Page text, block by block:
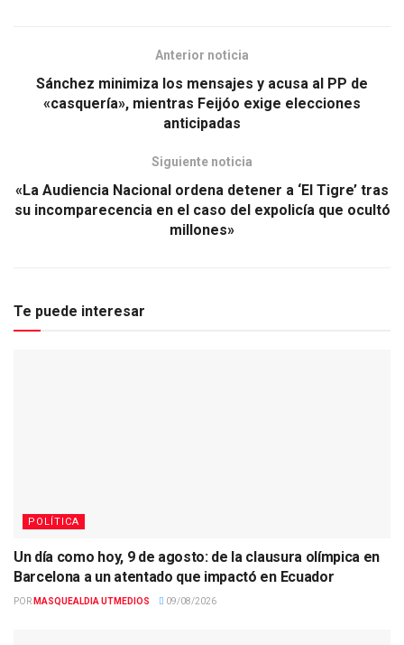
Anterior noticia
Sánchez minimiza los mensajes y acusa al PP de
«casquería», mientras Feijóo exige elecciones
anticipadas
Siguiente noticia
«La Audiencia Nacional ordena detener a ‘El Tigre’ tras
su incomparecencia en el caso del expolicía que ocultó
millones»
Te puede interesar
POLÍTICA
Un día como hoy, 9 de agosto: de la clausura olímpica en
Barcelona a un atentado que impactó en Ecuador
POR MASQUEALDIA UTMEDIOS 09/08/2026